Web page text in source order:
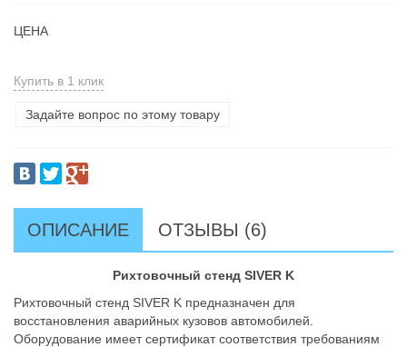
ЦЕНА
Купить в 1 клик
Задайте вопрос по этому товару
ОПИСАНИЕ ОТЗЫВЫ (6)
Рихтовочный стенд SIVER K
Рихтовочный стенд SIVER K предназначен для
восстановления аварийных кузовов автомобилей.
Оборудование имеет сертификат соответствия требованиям